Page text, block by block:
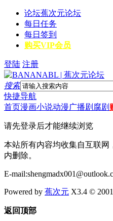
论坛蕉次元论坛
每日任务
每日签到
购买VIP会员
登陆 注册
搜索
快捷导航
首页漫画小说动漫广播剧 腐剧
请先登录后才能继续浏览
本站所有内容均收集自互联
内删除。
E-
Powered by 蕉次元 X3.4 ©
返回顶部